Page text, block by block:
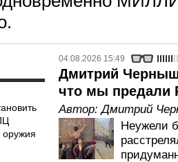
оружия
04.08.2026 15:49
Дмитрий
что мы предали
Автор:Дмитрий
Неужели